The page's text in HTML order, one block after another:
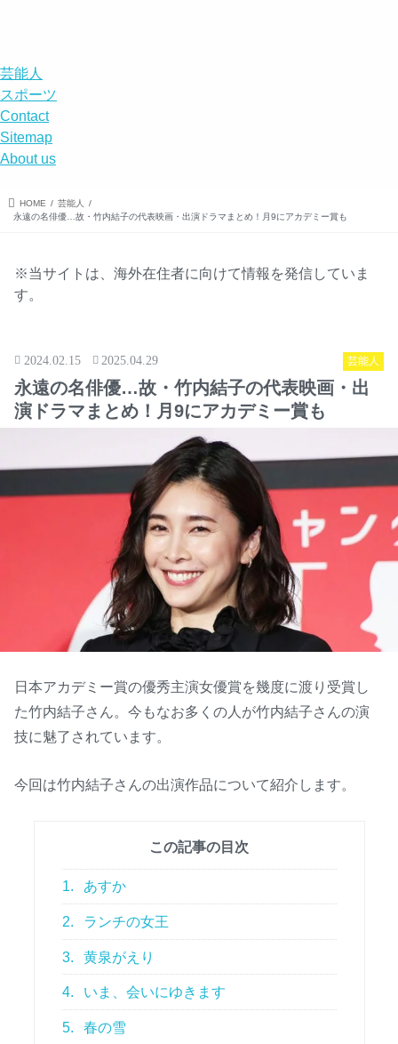
芸能人
スポーツ
Contact
Sitemap
About us
HOME
芸能人
永遠の名俳優…故・竹内結子の代表映画・出演ドラマまとめ！月9にアカデミー賞も
※当サイトは、海外在住者に向けて情報を発信していま
す。
芸能人
2024.02.15 2025.04.29
永遠の名俳優…故・竹内結子の代表映画・出
演ドラマまとめ！月9にアカデミー賞も
日本アカデミー賞の優秀主演女優賞を幾度に渡り受賞し
た竹内結子さん。今もなお多くの人が竹内結子さんの演
技に魅了されています。
今回は竹内結子さんの出演作品について紹介します。
この記事の目次
1. あすか
2. ランチの女王
3. 黄泉がえり
4. いま、会いにゆきます
5. 春の雪